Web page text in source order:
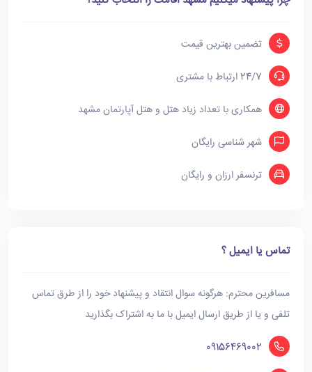
تضمین بهترین قیمت
24/7 ارتباط با مشتری
همکاری با تعداد زیاد هتل و هتل آپارتمان مشهد
شهر شناسی رایگان
ترنسفر ارزان و رایگان
تماس یا ایمیل ؟
مسافرین محترم: هرگونه سوال انتقاد و پیشنهاد خود را از طرق تماس
تلفی و یا از طریق ارسال ایمیل با ما به اشتراک بگذارید
09156469002